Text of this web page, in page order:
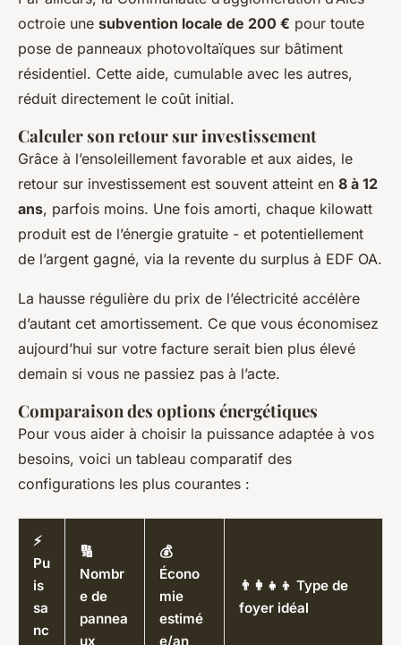
octroie une subvention locale de 200 € pour toute
pose de panneaux photovoltaïques sur bâtiment
résidentiel. Cette aide, cumulable avec les autres,
réduit directement le coût initial.
Calculer son retour sur investissement
Grâce à l’ensoleillement favorable et aux aides, le
retour sur investissement est souvent atteint en 8 à 12
ans, parfois moins. Une fois amorti, chaque kilowatt
produit est de l’énergie gratuite - et potentiellement
de l’argent gagné, via la revente du surplus à EDF OA.
La hausse régulière du prix de l’électricité accélère
d’autant cet amortissement. Ce que vous économisez
aujourd’hui sur votre facture serait bien plus élevé
demain si vous ne passiez pas à l’acte.
Comparaison des options énergétiques
Pour vous aider à choisir la puissance adaptée à vos
besoins, voici un tableau comparatif des
configurations les plus courantes :
⚡
Pu
is
sa
nc
🔢
Nombr
e de
pannea
ux
💰
Écono
mie
estimé
e/an
👨‍👩‍👧‍👦 Type de
foyer idéal